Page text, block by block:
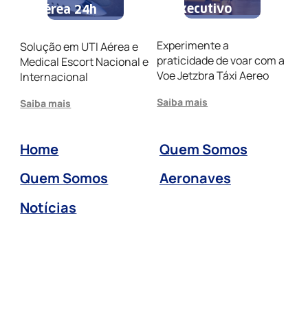
Aérea 24h
Solução em UTI Aérea e
Medical Escort Nacional e
Internacional
Saiba mais
Executivo
Experimente a
praticidade de voar com a
Voe Jetzbra Táxi Aereo
Saiba mais
Home
Quem Somos
Quem Somos
Aeronaves
Notícias